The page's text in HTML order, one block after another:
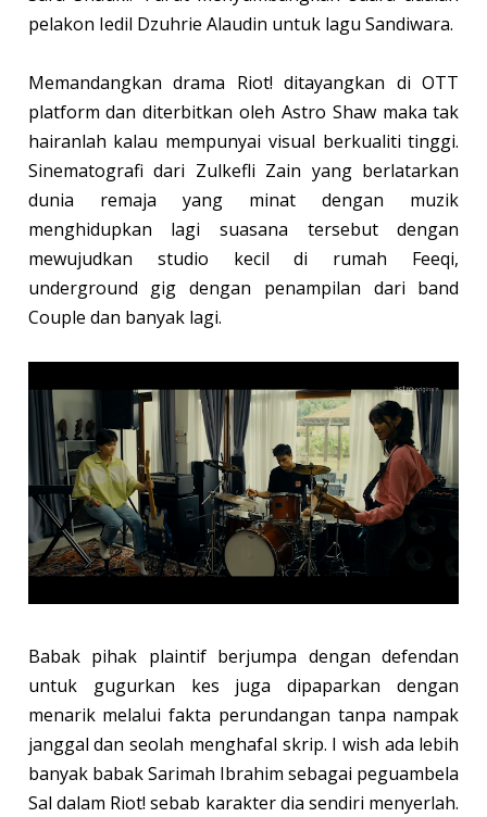
pelakon Iedil Dzuhrie Alaudin untuk lagu Sandiwara.
Memandangkan drama Riot! ditayangkan di OTT
platform dan diterbitkan oleh Astro Shaw maka tak
hairanlah kalau mempunyai visual berkualiti tinggi.
Sinematografi dari Zulkefli Zain yang berlatarkan
dunia remaja yang minat dengan muzik
menghidupkan lagi suasana tersebut dengan
mewujudkan studio kecil di rumah Feeqi,
underground gig dengan penampilan dari band
Couple dan banyak lagi.
Babak pihak plaintif berjumpa dengan defendan
untuk gugurkan kes juga dipaparkan dengan
menarik melalui fakta perundangan tanpa nampak
janggal dan seolah menghafal skrip. I wish ada lebih
banyak babak Sarimah Ibrahim sebagai peguambela
Sal dalam Riot! sebab karakter dia sendiri menyerlah.